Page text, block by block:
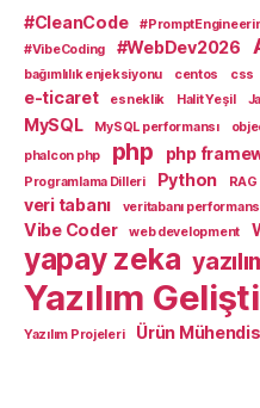
#CleanCode
#VibeCoding #WebDev2026
bağımlılık enjeksiyonu centos css
e-ticaret esneklik Halit Yeşil
MySQL
MySQL performansı
phalcon php php php
Programlama Dilleri Python RAG
veri tabanı veritabanı
Vibe Coder
web development
yapay zeka
Yazılım
Yazılım Projeleri
Ürün